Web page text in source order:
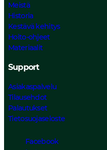
Meistä
Historia
Kestävä kehitys
Hoito-ohjeet
Materiaalit
Support
Asiakaspalvelu
Tilausehdot
Palautukset
Tietosuojaseloste
Facebook